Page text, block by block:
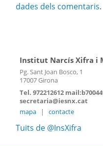
dades dels comentaris.
Institut Narcís Xifra i
Pg. Sant Joan Bosco, 1
17007 Girona
Tel. 972212612
secretaria@iesnx.cat
mapa
| contacte
Tuits de @InsXifra